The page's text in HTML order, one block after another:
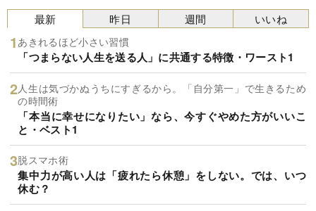
最新
あきれるほど小さい習慣
「つまらない人生を送る人」に共通する特徴・ワースト1
人生は気づかぬうちにすぎるから。「自分第一」で生きるため
の時間術
「本当に幸せになりたい」なら、今すぐやめた方がいいこ
と・ベスト1
脱スマホ術
集中力が高い人は「疲れたら休憩」をしない。では、いつ
休む？
昨日 週間 いいね